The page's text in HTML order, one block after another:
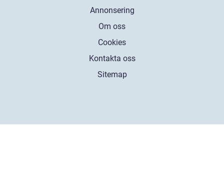
Annonsering
Om oss
Cookies
Kontakta oss
Sitemap